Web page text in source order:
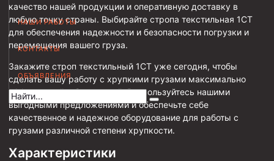
НАШИ РАБОТЫ
КОНТАКТЫ
ОБЪЯВЛЕНИЯ
Муфта НКТ 89
Муфта НКТ 73
Муфта НКВ 73
Муфта НКВ 60
Муфта НКТ 60
Муфта НКВ 89
Муфта НКТ 48
Муфта НКТ 33
качество нашей продукции и оперативную доставку в
любую точку страны. Выбирайте стропа текстильная 1СТ
для обеспечения надежности и безопасности погрузки и
перемещения вашего груза.
Закажите строп текстильный 1СТ уже сегодня, чтобы
сделать вашу работу с хрупкими грузами максимально
эффективной и безопасной. Воспользуйтесь нашими
выгодными предложениями и обеспечьте себе
качественное и надежное оборудование для работы с
грузами различной степени хрупкости.
Характеристики